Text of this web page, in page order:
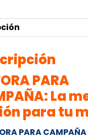
PARA
La
para tu
PARA CAMPAÑA